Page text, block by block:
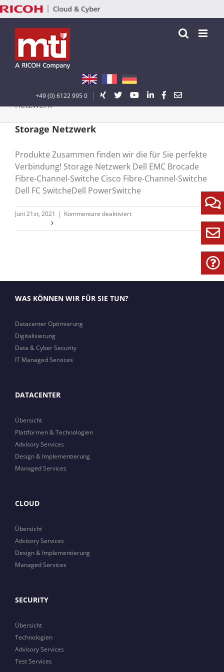
Zum
Inhalt
springen
+49 (0) 6122 995 0 |
netzwerk
Storage Netzwerk
Produkte Zusammen finden wir die für Sie perfekte
Verbindung! Storage Netzwerk Dell EMC Brocade
Fibre-Channel-Switche Cisco Fibre-Channel-Switche
Dell FC SwitcheDell PowerSwitche
Juni 21st, 2021 | Kommentare deaktiviertfür
Netzwerk
WAS KÖNNEN WIR FÜR SIE TUN?
Datacenter Optimierung
Digitalisierung
Data & Cyber Security
IT Managed Services
DATACENTER
Übersicht
Plattformen & Technologien
Advisory Services
Design & Implementierung
Managed Services
CLOUD
Übersicht
Advisory Services
Design & Implementierung
Managed Services
SECURITY
Übersicht
Technologien
Advisory Services
Test Services